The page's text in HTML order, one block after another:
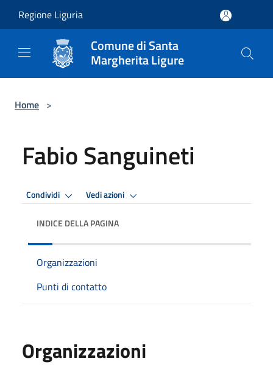
Regione Liguria
Comune di Santa
Margherita Ligure
Home >
Fabio Sanguineti
Condividi Vedi azioni
INDICE DELLA PAGINA
Organizzazioni
Punti di contatto
Organizzazioni